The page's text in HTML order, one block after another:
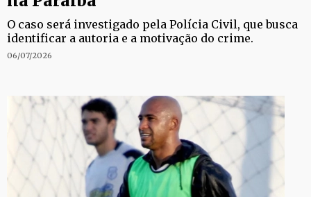
O caso será investigado pela Polícia Civil, que busca
identificar a autoria e a motivação do crime.
06/07/2026